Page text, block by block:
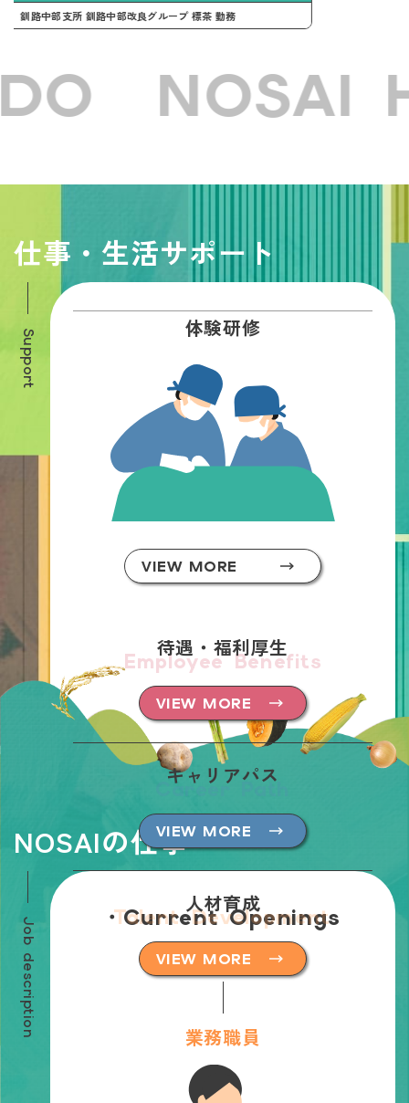
NOSAIの仕事
Job description ・Current Openings
３つのポジション
業務職員
ワークチーム 所属
NOSAI
仕事・生活サポート
Support
体験研修
VIEW MORE
待遇・福利厚生
Employee Benefits
VIEW MORE
キャリアパス
Career Path
VIEW MORE
人材育成
Talent Development
VIEW MORE